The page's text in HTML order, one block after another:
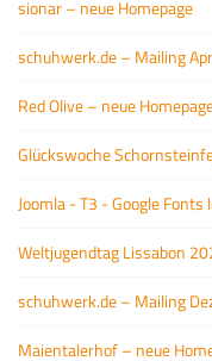
sionar – neue Homepage
schuhwerk.de – Mailing
Red Olive – neue
Glückswoche
Joomla - T3 - Google Fonts
Weltjugendtag Lissabon
schuhwerk.de – Mailing
Maientalerhof – neue